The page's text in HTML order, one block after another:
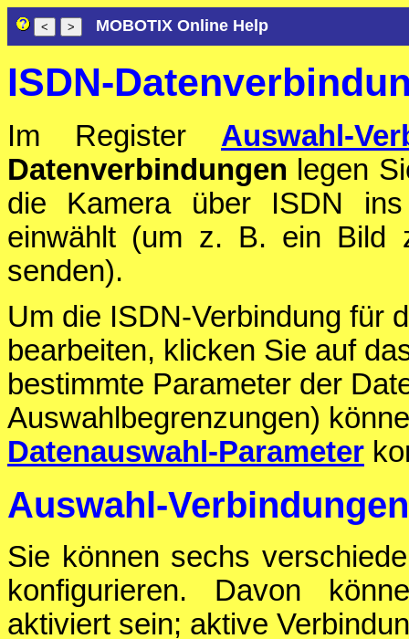
MOBOTIX Online Help
ISDN-
Im Register Auswahl-
Datenverbindungen legen
die Kamera über ISDN
einwählt (um z. B. ein Bild
senden).
Um die ISDN-Verbindung für
bearbeiten, klicken Sie auf
bestimmte Parameter der
Auswahlbegrenzungen)
Datenauswahl-Parameter
Auswahl-
Sie können sechs
konfigurieren. Davon
aktiviert sein; aktive